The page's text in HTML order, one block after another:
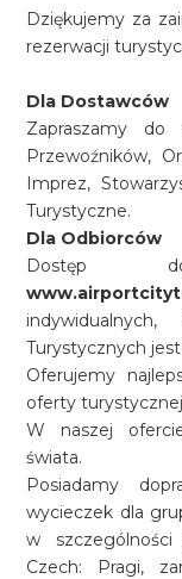
Dziękujemy za
rezerwacji
Dla Dostawców
Zapraszamy do
Przewoźników,
Imprez,
Turystyczne.
Dla Odbiorców
Dostęp
Turystycznych jest
Oferujemy
oferty
W naszej
świata.
Posiadamy
wycieczek dla
w
Czech: Pragi,